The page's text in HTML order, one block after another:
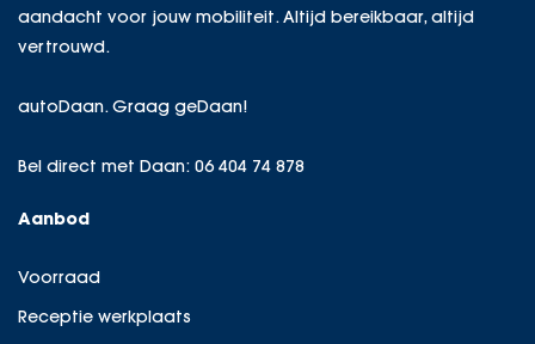
aandacht voor jouw mobiliteit. Altijd bereikbaar, altijd
vertrouwd.
autoDaan. Graag geDaan!
Bel direct met Daan: 06 404 74 878
Aanbod
Voorraad
Receptie werkplaats